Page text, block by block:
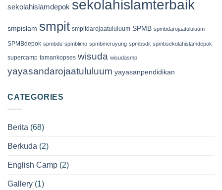
sekolahislamdepok sekolahislamterbaik
smpislam smpit smpitdarojaatululuum SPMB spmbdarojaatululuum
SPMBdepok spmbdu spmblimo spmbmeruyung spmbsdit spmbsekolahislamdepok
supercamp tamankopses wisuda wisudasmp
yayasandarojaatululuum yayasanpendidikan
CATEGORIES
Berita (68)
Berkuda (2)
English Camp (2)
Gallery (1)